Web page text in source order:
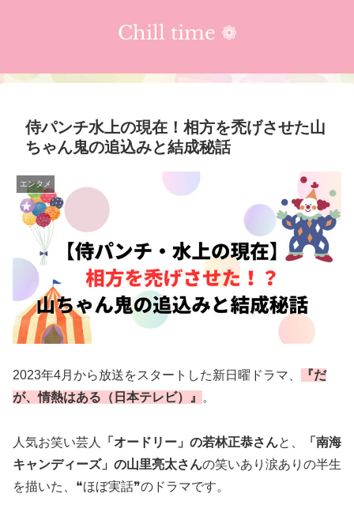
Chill time ❁︎
侍パンチ水上の現在！相方を禿げさせた山
ちゃん鬼の追込みと結成秘話
エンタメ
2023年4月から放送をスタートした新日曜ドラマ、
『だ
が、情熱はある（日本テレビ）』
。
人気お笑い芸人 「オードリー」の若林正恭さんと、
「南海
キャンディーズ」の山里亮太さんの笑いあり涙ありの半生
を描いた、❝ほぼ実話❞のドラマです。